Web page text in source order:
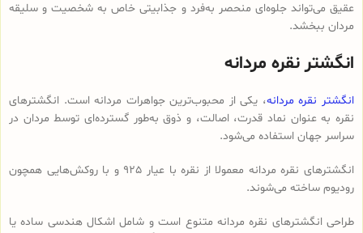
عقیق می‌تواند جلوه‌ای منحصر به‌فرد و جذابیتی خاص به شخصیت و سلیقه
مردان ببخشد.
انگشتر نقره مردانه
انگشتر نقره مردانه، یکی از محبوب‌ترین جواهرات مردانه است. انگشترهای
نقره به عنوان نماد قدرت، اصالت، و ذوق به‌طور گسترده‌ای توسط مردان در
سراسر جهان استفاده می‌شود.
انگشترهای نقره مردانه معمولا از نقره با عیار 925 و با روکش‌هایی همچون
رودیوم ساخته می‌شوند.
طراحی‌ انگشترهای نقره مردانه متنوع است و شامل اشکال هندسی ساده یا